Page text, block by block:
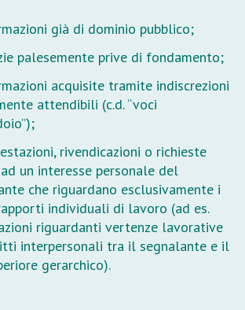
già di dominio pubblico;
palesemente prive di fondamento;
acquisite tramite indiscrezioni
attendibili (c.d. “voci
rivendicazioni o richieste
un interesse personale del
che riguardano esclusivamente i
individuali di lavoro (ad es.
riguardanti vertenze lavorative
interpersonali tra il segnalante e il
gerarchico).